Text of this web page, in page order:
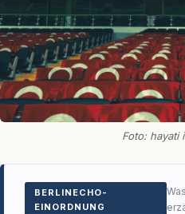
Foto: hayati
BERLINECHO-
EINORDNUNG